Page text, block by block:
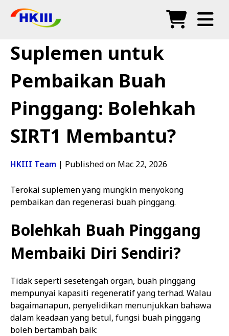
Soalan Lazim
Blog
Agen Sah
Kedai
Suplemen untuk
Pembaikan Buah
Pinggang: Bolehkah
SIRT1 Membantu?
HKIII Team | Published on Mac 22, 2026
Terokai suplemen yang mungkin menyokong
pembaikan dan regenerasi buah pinggang.
Bolehkah Buah Pinggang
Membaiki Diri Sendiri?
Tidak seperti sesetengah organ, buah pinggang
mempunyai kapasiti regeneratif yang terhad. Walau
bagaimanapun, penyelidikan menunjukkan bahawa
dalam keadaan yang betul, fungsi buah pinggang
boleh bertambah baik: